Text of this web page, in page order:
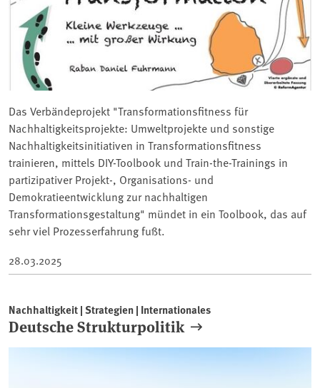
Das Verbändeprojekt "Transformationsfitness für
Nachhaltigkeitsprojekte: Umweltprojekte und sonstige
Nachhaltigkeitsinitiativen in Transformationsfitness
trainieren, mittels DIY-Toolbook und Train-the-Trainings in
partizipativer Projekt-, Organisations- und
Demokratieentwicklung zur nachhaltigen
Transformationsgestaltung" mündet in ein Toolbook, das auf
sehr viel Prozesserfahrung fußt.
28.03.2025
Nachhaltigkeit | Strategien | Internationales
Deutsche Strukturpolitik